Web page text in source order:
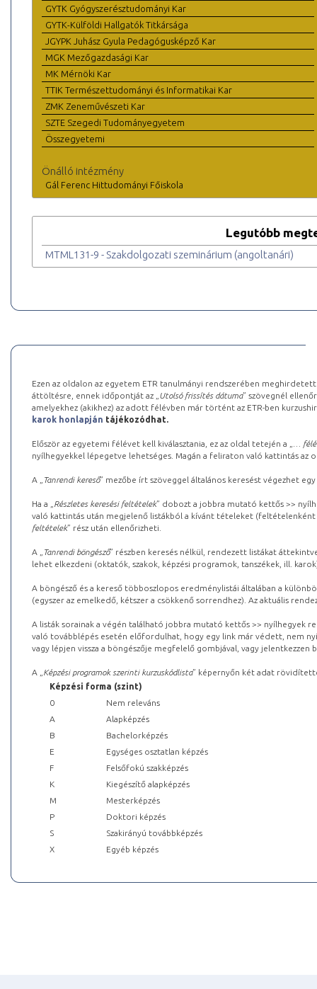
GYTK Gyógyszerésztudományi Kar
GYTK-Külföldi Hallgatók Titkársága
JGYPK Juhász Gyula Pedagógusképző Kar
MGK Mezőgazdasági Kar
MK Mérnöki Kar
TTIK Természettudományi és Informatikai Kar
ZMK Zeneművészeti Kar
SZTE Szegedi Tudományegyetem
Összegyetemi
Önálló intézmény
Gál Ferenc Hittudományi Főiskola
Legutóbb
MTML131-9 - Szakdolgozati szeminárium (angoltanári)
Ezen az oldalon az egyetem ETR tanulmányi rendszerében
áttöltésre, ennek időpontját az „ Utolsó frissítés dátuma” szövegnél
amelyekhez (akikhez) az adott félévben már történt az ETR-ben
karok honlapján tájékozódhat.
Először az egyetemi félévet kell kiválasztania, ez az oldal tetején a „
…
nyílhegyekkel lépegetve lehetséges. Magán a feliraton való kattintás az
A „ Tanrendi kereső” mezőbe írt szöveggel általános keresést végezhet
Ha a „ Részletes keresési feltételek” dobozt a jobbra mutató kettős >>
való kattintás után megjelenő listákból a kívánt tételeket (feltételenként
feltételek” rész után ellenőrizheti.
A „ Tanrendi böngésző” részben keresés nélkül, rendezett listákat
lehet elkezdeni (oktatók, szakok, képzési programok, tanszékek, ill.
A böngésző és a kereső többoszlopos eredménylistái általában a
(egyszer az emelkedő, kétszer a csökkenő sorrendhez). Az aktuális
A listák sorainak a végén található jobbra mutató kettős >> nyílhegyek
való továbblépés esetén előfordulhat, hogy egy link már védett, nem
vagy lépjen vissza a böngészője megfelelő gombjával, vagy
A „ Képzési programok szerinti kurzuskódlista” képernyőn két adat
Képzési forma (szint)
0
Nem releváns
A
Alapképzés
B
Bachelorképzés
E
Egységes osztatlan képzés
F
Felsőfokú szakképzés
K
Kiegészítő alapképzés
M
Mesterképzés
P
Doktori képzés
S
Szakirányú továbbképzés
X
Egyéb képzés